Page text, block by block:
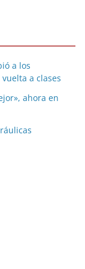
a los
a clases
ahora en